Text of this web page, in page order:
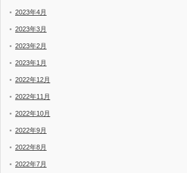
2023年4月
2023年3月
2023年2月
2023年1月
2022年12月
2022年11月
2022年10月
2022年9月
2022年8月
2022年7月